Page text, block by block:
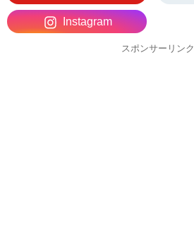
Instagram
スポンサーリンク